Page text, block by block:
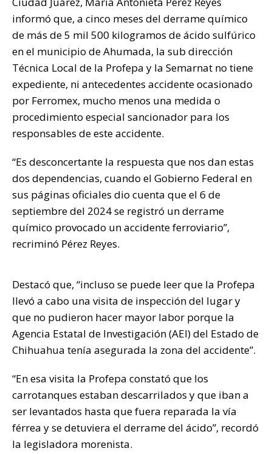
p
p
o
o
k
n
k
ti
r
informó que, a cinco meses del derrame químico
de más de 5 mil 500 kilogramos de ácido sulfúrico
en el municipio de Ahumada, la sub dirección
Técnica Local de la Profepa y la Semarnat no tiene
expediente, ni antecedentes accidente ocasionado
por Ferromex, mucho menos una medida o
procedimiento especial sancionador para los
responsables de este accidente.
“Es desconcertante la respuesta que nos dan estas
dos dependencias, cuando el Gobierno Federal en
sus páginas oficiales dio cuenta que el 6 de
septiembre del 2024 se registró un derrame
químico provocado un accidente ferroviario”,
recriminó Pérez Reyes.
Destacó que, “incluso se puede leer que la Profepa
llevó a cabo una visita de inspección del lugar y
que no pudieron hacer mayor labor porque la
Agencia Estatal de Investigación (AEI) del Estado de
Chihuahua tenía asegurada la zona del accidente”.
“En esa visita la Profepa constató que los
carrotanques estaban descarrilados y que iban a
ser levantados hasta que fuera reparada la vía
férrea y se detuviera el derrame del ácido”, recordó
la legisladora morenista.